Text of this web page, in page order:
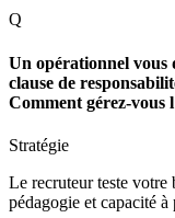
Q
Un opérationnel vous
clause de
Comment gérez-vous
Stratégie
Le recruteur teste votre
pédagogie et capacité